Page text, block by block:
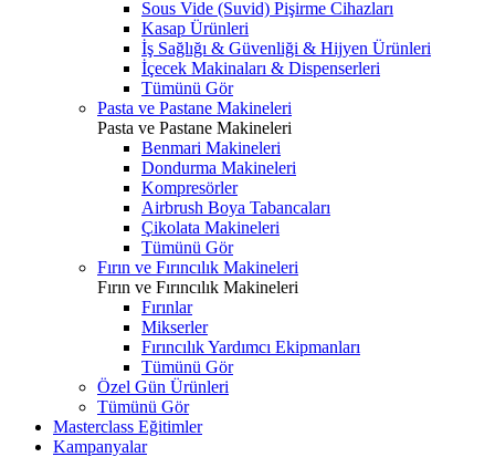
Sous Vide (Suvid) Pişirme Cihazları
Kasap Ürünleri
İş Sağlığı & Güvenliği & Hijyen Ürünleri
İçecek Makinaları & Dispenserleri
Tümünü Gör
Pasta ve Pastane Makineleri
Pasta ve Pastane Makineleri
Benmari Makineleri
Dondurma Makineleri
Kompresörler
Airbrush Boya Tabancaları
Çikolata Makineleri
Tümünü Gör
Fırın ve Fırıncılık Makineleri
Fırın ve Fırıncılık Makineleri
Fırınlar
Mikserler
Fırıncılık Yardımcı Ekipmanları
Tümünü Gör
Özel Gün Ürünleri
Tümünü Gör
Masterclass Eğitimler
Kampanyalar